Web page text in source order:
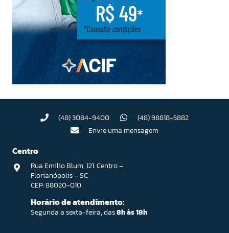
(48) 3084-9400
(48) 98818-5882
Envie uma mensagem
Centro
Rua Emilio Blum, 121. Centro –
Florianópolis – SC
CEP: 88020-010
Horário de atendimento:
Segunda a sexta-feira, das8h às 18h